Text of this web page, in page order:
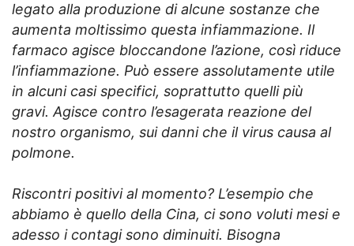
legato alla produzione di alcune sostanze che
aumenta moltissimo questa infiammazione. Il
farmaco agisce bloccandone l’azione, così riduce
l’infiammazione. Può essere assolutamente utile
in alcuni casi specifici, soprattutto quelli più
gravi. Agisce contro l’esagerata reazione del
nostro organismo, sui danni che il virus causa al
polmone.
Riscontri positivi al momento? L’esempio che
abbiamo è quello della Cina, ci sono voluti mesi e
adesso i contagi sono diminuiti. Bisogna